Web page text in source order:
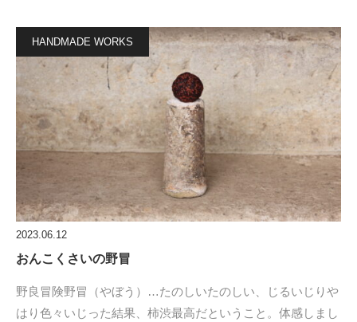
HANDMADE WORKS
2023.06.12
おんこくさいの野冒
野良冒険野冒（やぼう）…たのしいたのしい、じるいじりや
はり色々いじった結果、柿渋最高だということ。体感しまし